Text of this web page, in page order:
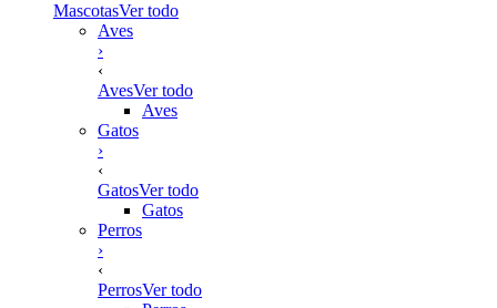
MascotasVer todo
Aves
›
‹
AvesVer todo
Aves
Gatos
›
‹
GatosVer todo
Gatos
Perros
›
‹
PerrosVer todo